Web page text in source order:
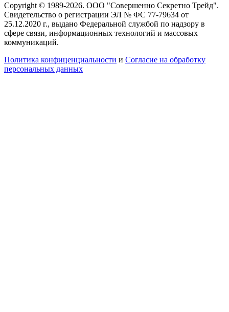
Copyright © 1989-2026. ООО "Совершенно Секретно Трейд".
Свидетельство о регистрации ЭЛ № ФС 77-79634 от
25.12.2020 г., выдано Федеральной службой по надзору в
сфере связи, информационных технологий и массовых
коммуникаций.
Политика конфиценциальности и Согласие на обработку
персональных данных